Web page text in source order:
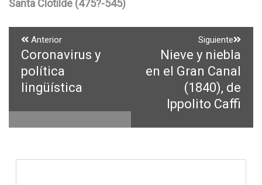
Santa Clotilde (475?-545)
Navegación
de
entradas
Anterior
Entrada
anterior:
Coronavirus y
política
lingüística
Siguiente
Entrada
siguiente:
Nieve y niebla
en el Gran Canal
(1840), de
Ippolito Caffi